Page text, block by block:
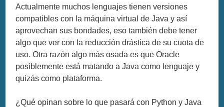
Actualmente muchos lenguajes tienen versiones
compatibles con la máquina virtual de Java y así
aprovechan sus bondades, eso también debe tener
algo que ver con la reducción drástica de su cuota de
uso. Otra razón algo más osada es que Oracle
posiblemente está matando a Java como lenguaje y
quizás como plataforma.
¿Qué opinan sobre lo que pasará con Python y Java